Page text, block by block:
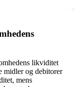
likviditet
midler og debitorer
mens